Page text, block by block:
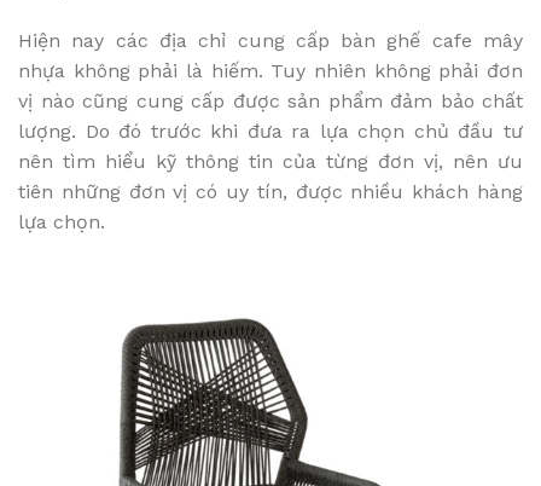
Hiện nay các địa chỉ cung cấp bàn ghế cafe mây
nhựa không phải là hiếm. Tuy nhiên không phải đơn
vị nào cũng cung cấp được sản phẩm đảm bảo chất
lượng. Do đó trước khi đưa ra lựa chọn chủ đầu tư
nên tìm hiểu kỹ thông tin của từng đơn vị, nên ưu
tiên những đơn vị có uy tín, được nhiều khách hàng
lựa chọn.